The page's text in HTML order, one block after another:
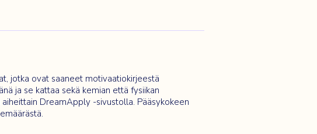
jotka ovat saaneet motivaatiokirjeestä
ja se kattaa sekä kemian että fysiikan
DreamApply-sivustolla. Pääsykokeen